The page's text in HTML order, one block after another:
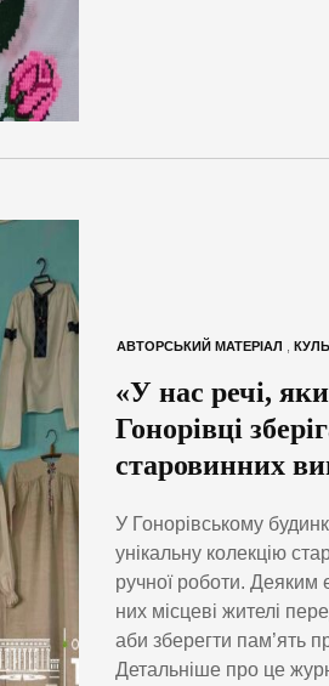
АВТОРСЬКИЙ МАТЕРІАЛ ,
«У нас речі,
Гонорівці
старовинних
У Гонорівському
унікальну колекцію
ручної роботи. Деяким
них місцеві жителі
аби зберегти пам’ять
Детальніше про це